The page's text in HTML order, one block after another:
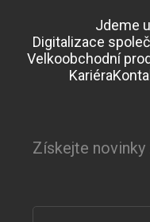
Jdeme
Digitalizace
Velkoobchodní
Kariéra
Získejte novinky